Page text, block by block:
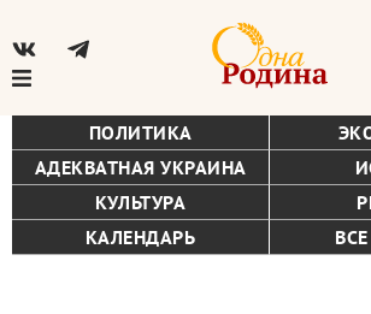
ПОЛИТИКА
АДЕКВАТНАЯ УКРАИНА
КУЛЬТУРА
КАЛЕНДАРЬ